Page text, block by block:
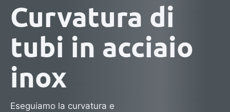
Curvatura di
tubi in acciaio
inox
Eseguiamo la curvatura e